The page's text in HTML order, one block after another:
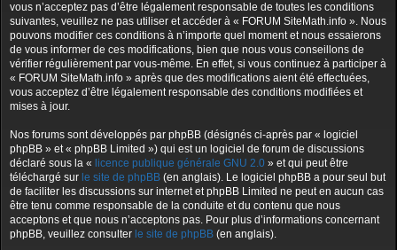
vous n’acceptez pas d’être légalement responsable de toutes les conditions
suivantes, veuillez ne pas utiliser et accéder à « FORUM SiteMath.info ». Nous
pouvons modifier ces conditions à n’importe quel moment et nous essaierons
de vous informer de ces modifications, bien que nous vous conseillons de
vérifier régulièrement par vous-même. En effet, si vous continuez à participer à
« FORUM SiteMath.info » après que des modifications aient été effectuées,
vous acceptez d’être légalement responsable des conditions modifiées et
mises à jour.
Nos forums sont développés par phpBB (désignés ci-après par « logiciel
phpBB » et « phpBB Limited ») qui est un logiciel de forum de discussions
déclaré sous la « licence publique générale GNU 2.0 » et qui peut être
téléchargé sur le site de phpBB (en anglais). Le logiciel phpBB a pour seul but
de faciliter les discussions sur internet et phpBB Limited ne peut en aucun cas
être tenu comme responsable de la conduite et du contenu que nous
acceptons et que nous n’acceptons pas. Pour plus d’informations concernant
phpBB, veuillez consulter le site de phpBB (en anglais).